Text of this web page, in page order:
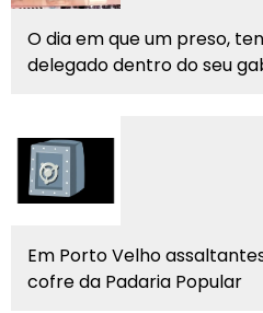
O dia em que um preso,
delegado dentro do seu
Em Porto Velho
cofre da Padaria Popular